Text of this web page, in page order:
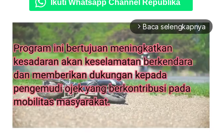
Ikuti Whatsapp Channel Republika
arrow_forward_ios Baca selengkapnya